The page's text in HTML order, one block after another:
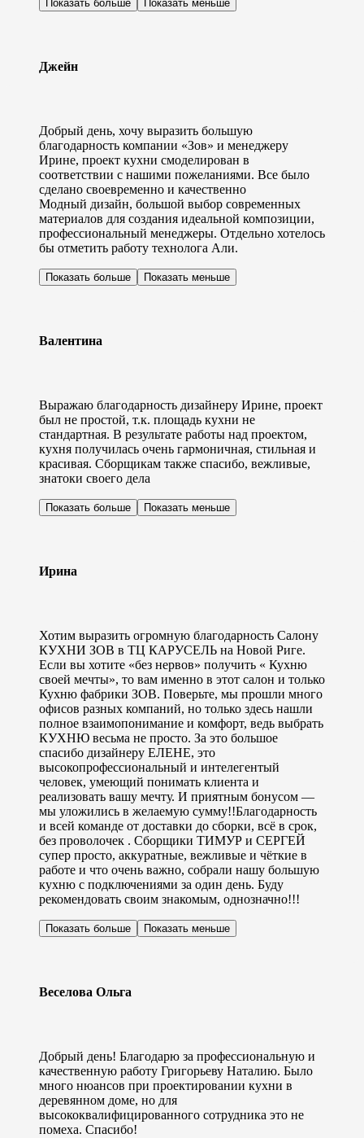
Показать больше Показать меньше
Джейн
Добрый день, хочу выразить большую
благодарность компании «Зов» и менеджеру
Ирине, проект кухни смоделирован в
соответствии с нашими пожеланиями. Все было
сделано своевременно и качественно
Модный дизайн, большой выбор современных
материалов для создания идеальной композиции,
профессиональный менеджеры. Отдельно хотелось
бы отметить работу технолога Али.
Показать больше Показать меньше
Валентина
Выражаю благодарность дизайнеру Ирине, проект
был не простой, т.к. площадь кухни не
стандартная. В результате работы над проектом,
кухня получилась очень гармоничная, стильная и
красивая. Сборщикам также спасибо, вежливые,
знатоки своего дела
Показать больше Показать меньше
Ирина
Хотим выразить огромную благодарность Салону
КУХНИ ЗОВ в ТЦ КАРУСЕЛЬ на Новой Риге.
Если вы хотите «без нервов» получить « Кухню
своей мечты», то вам именно в этот салон и только
Кухню фабрики ЗОВ. Поверьте, мы прошли много
офисов разных компаний, но только здесь нашли
полное взаимопонимание и комфорт, ведь выбрать
КУХНЮ весьма не просто. За это большое
спасибо дизайнеру ЕЛЕНЕ, это
высокопрофессиональный и интелегентый
человек, умеющий понимать клиента и
реализовать вашу мечту. И приятным бонусом —
мы уложились в желаемую сумму!!Благодарность
и всей команде от доставки до сборки, всё в срок,
без проволочек . Сборщики ТИМУР и СЕРГЕЙ
супер просто, аккуратные, вежливые и чёткие в
работе и что очень важно, собрали нашу большую
кухню с подключениями за один день. Буду
рекомендовать своим знакомым, однозначно!!!
Показать больше Показать меньше
Веселова Ольга
Добрый день! Благодарю за профессиональную и
качественную работу Григорьеву Наталию. Было
много нюансов при проектировании кухни в
деревянном доме, но для
высококвалифицированного сотрудника это не
помеха. Спасибо!